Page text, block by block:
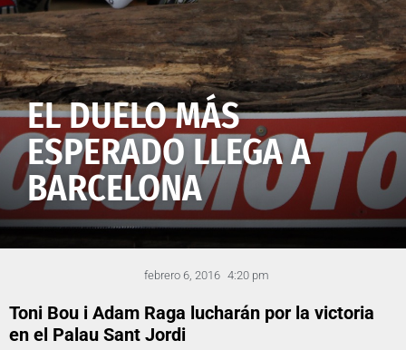
EL DUELO MÁS
ESPERADO LLEGA A
BARCELONA
febrero 6, 2016 4:20 pm
Toni Bou i Adam Raga lucharán por la victoria
en el Palau Sant Jordi